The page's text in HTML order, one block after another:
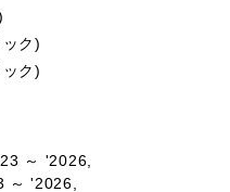
ク)
ク)
～ '2026,
～ '2026,